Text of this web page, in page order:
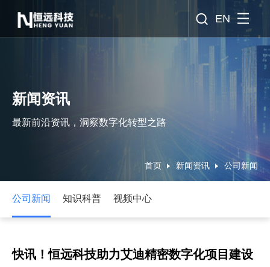
EN
新闻资讯
最新前沿资讯，洞察数字化转型之路
首页 新闻资讯 公司新闻
公司新闻 知识科普 视频中心
快讯！恒远科技助力艾迪精密数字化项目建设